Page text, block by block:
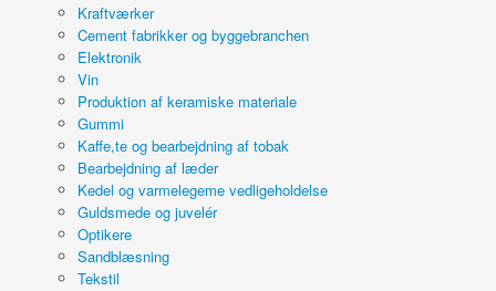
Kraftværker
Cement fabrikker og byggebranchen
Elektronik
Vin
Produktion af keramiske materiale
Gummi
Kaffe,te og bearbejdning af tobak
Bearbejdning af læder
Kedel og varmelegeme vedligeholdelse
Guldsmede og juvelér
Optikere
Sandblæsning
Tekstil